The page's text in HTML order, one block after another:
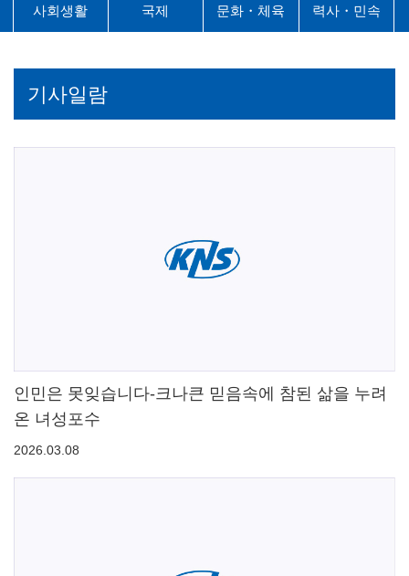
사회생활 국제 문화・체육 력사・민속
기사일람
인민은 못잊습니다-크나큰 믿음속에 참된 삶을 누려
온 녀성포수
2026.03.08